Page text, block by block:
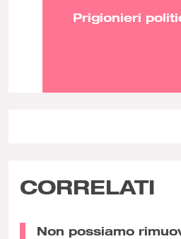
Prigionieri
CORRELATI
Non possiamo